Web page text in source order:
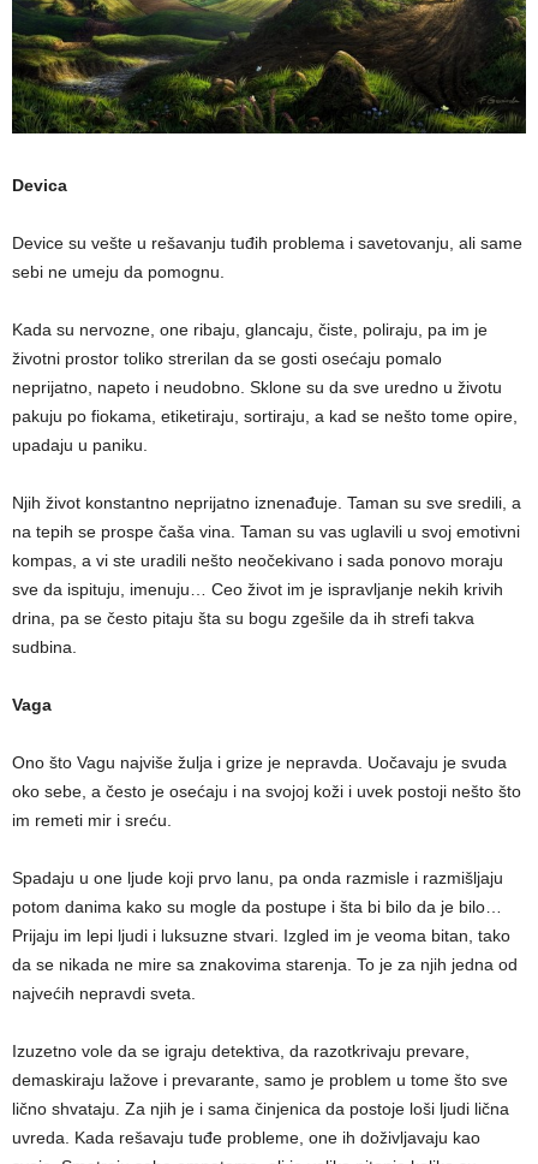
Devica
Device su vešte u rešavanju tuđih problema i savetovanju, ali same
sebi ne umeju da pomognu.
Kada su nervozne, one ribaju, glancaju, čiste, poliraju, pa im je
životni prostor toliko strerilan da se gosti osećaju pomalo
neprijatno, napeto i neudobno. Sklone su da sve uredno u životu
pakuju po fiokama, etiketiraju, sortiraju, a kad se nešto tome opire,
upadaju u paniku.
Njih život konstantno neprijatno iznenađuje. Taman su sve sredili, a
na tepih se prospe čaša vina. Taman su vas uglavili u svoj emotivni
kompas, a vi ste uradili nešto neočekivano i sada ponovo moraju
sve da ispituju, imenuju… Ceo život im je ispravljanje nekih krivih
drina, pa se često pitaju šta su bogu zgešile da ih strefi takva
sudbina.
Vaga
Ono što Vagu najviše žulja i grize je nepravda. Uočavaju je svuda
oko sebe, a često je osećaju i na svojoj koži i uvek postoji nešto što
im remeti mir i sreću.
Spadaju u one ljude koji prvo lanu, pa onda razmisle i razmišljaju
potom danima kako su mogle da postupe i šta bi bilo da je bilo…
Prijaju im lepi ljudi i luksuzne stvari. Izgled im je veoma bitan, tako
da se nikada ne mire sa znakovima starenja. To je za njih jedna od
najvećih nepravdi sveta.
Izuzetno vole da se igraju detektiva, da razotkrivaju prevare,
demaskiraju lažove i prevarante, samo je problem u tome što sve
lično shvataju. Za njih je i sama činjenica da postoje loši ljudi lična
uvreda. Kada rešavaju tuđe probleme, one ih doživljavaju kao